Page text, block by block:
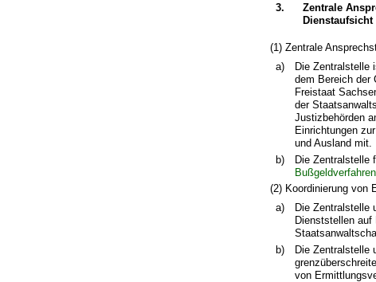
3.
Zentrale
Dienstaufsicht
(1) Zentrale
a)
Die Zentralstelle
dem Bereich der
Freistaat
der
Justizbehörden
Einrichtungen
und Ausland mit.
b)
Die Zentralstelle
Bußgeldverfahren
(2) Koordinierung von
a)
Die Zentralstelle
Dienststellen auf
b)
Die Zentralstelle
von